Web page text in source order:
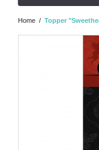
Home / Topper